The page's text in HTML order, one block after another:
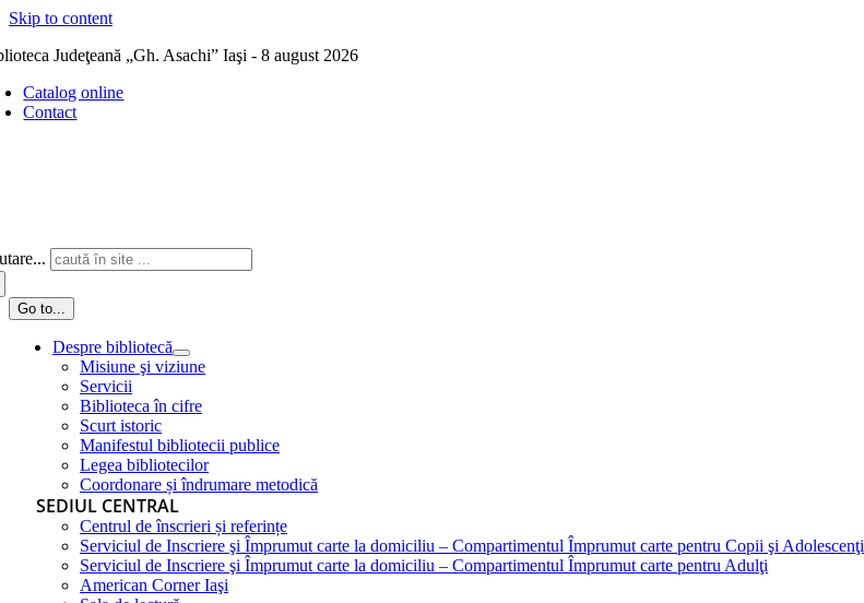
Skip to content
Judeţeană „Gh. Asachi” Iaşi - 8 august 2026
Catalog online
Contact
Go to...
Despre bibliotecă
Misiune şi viziune
Servicii
Biblioteca în cifre
Scurt istoric
Manifestul bibliotecii publice
Legea bibliotecilor
Coordonare și îndrumare metodică
SEDIUL CENTRAL
Centrul de înscrieri și referințe
Serviciul de Inscriere şi Împrumut carte la domiciliu – Compartimentul Împrumut carte pentru Copii şi Adolescenţi
Serviciul de Inscriere şi Împrumut carte la domiciliu – Compartimentul Împrumut carte pentru Adulţi
American Corner Iaşi